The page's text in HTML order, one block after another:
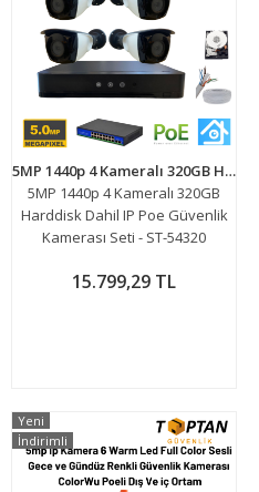
5MP 1440p 4 Kameralı 320GB Harddisk Dahil IP Poe Güvenlik Kamerası Seti - ST-54320
5MP 1440p 4 Kameralı 320GB
Harddisk Dahil IP Poe Güvenlik
Kamerası Seti - ST-54320
15.799,29 TL
Yeni
İndirimli